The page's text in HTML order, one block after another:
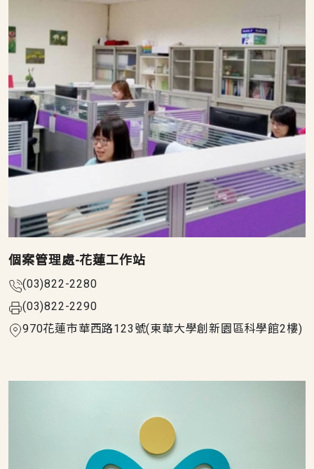
個案管理處-花蓮工作站
(03)822-2280
(03)822-2290
970花蓮市華西路123號(東華大學創新園區科學館2樓)